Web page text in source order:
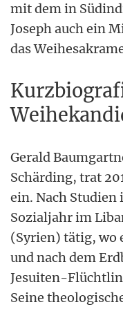
mit dem in
Joseph auch ein
das
Gerald
Schärding, trat
ein. Nach
Sozialjahr im
(Syrien) tätig, wo
und nach dem
Jesuiten-
Seine